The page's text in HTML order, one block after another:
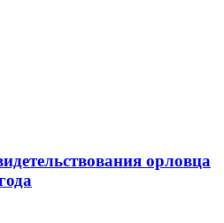
орловца